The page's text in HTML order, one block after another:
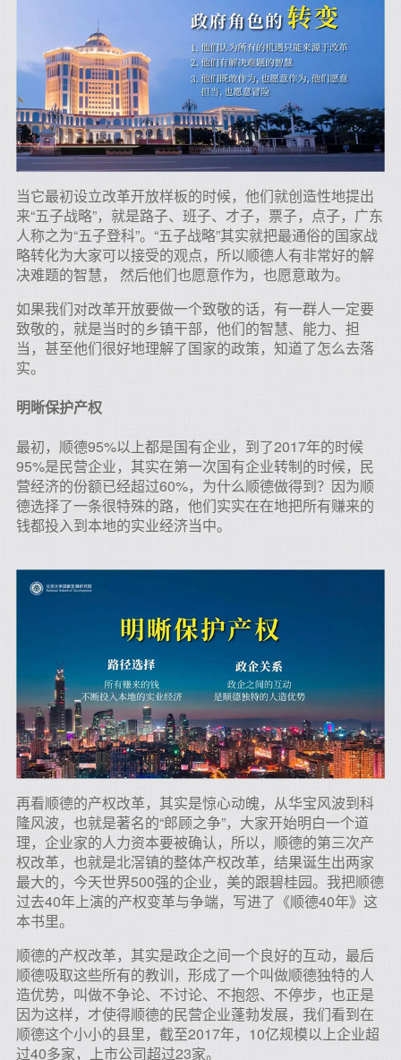
当它最初设立改革开放样板的时候，他们就创造性地提出
来“五子战略”，就是路子、班子、才子，票子，点子，广东
人称之为“五子登科”。“五子战略”其实就把最通俗的国家战
略转化为大家可以接受的观点，所以顺德人有非常好的解
决难题的智慧， 然后他们也愿意作为，也愿意敢为。
如果我们对改革开放要做一个致敬的话，有一群人一定要
致敬的，就是当时的乡镇干部，他们的智慧、能力、担
当，甚至他们很好地理解了国家的政策，知道了怎么去落
实。
明晰保护产权
最初，顺德95%以上都是国有企业，到了2017年的时候
95%是民营企业，其实在第一次国有企业转制的时候，民
营经济的份额已经超过60%，为什么顺德做得到？因为顺
德选择了一条很特殊的路，他们实实在在地把所有赚来的
钱都投入到本地的实业经济当中。
再看顺德的产权改革，其实是惊心动魄，从华宝风波到科
隆风波，也就是著名的“郎顾之争”，大家开始明白一个道
理，企业家的人力资本要被确认，所以，顺德的第三次产
权改革，也就是北滘镇的整体产权改革，结果诞生出两家
最大的，今天世界500强的企业，美的跟碧桂园。我把顺德
过去40年上演的产权变革与争端，写进了《顺德40年》这
本书里。
顺德的产权改革，其实是政企之间一个良好的互动，最后
顺德吸取这些所有的教训，形成了一个叫做顺德独特的人
造优势，叫做不争论、不讨论、不抱怨、不停步，也正是
因为这样，才使得顺德的民营企业蓬勃发展，我们看到在
顺德这个小小的县里，截至2017年，10亿规模以上企业超
过40多家，上市公司超过23家。